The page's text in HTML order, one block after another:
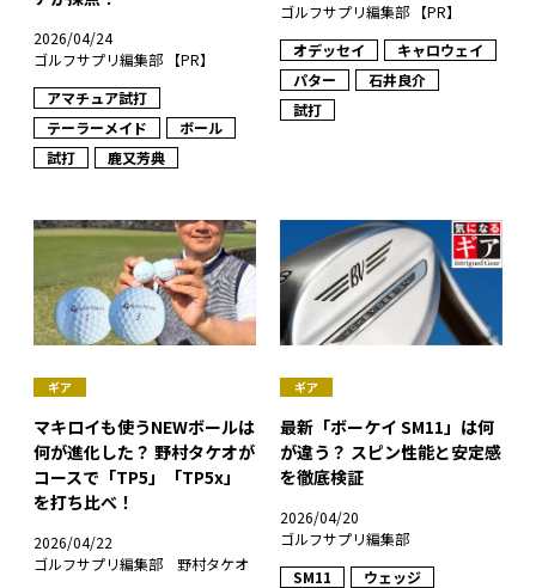
2026/04/24
ゴルフサプリ編集部 【PR】
アマチュア試打
テーラーメイド
ボール
試打
鹿又芳典
ゴルフサプリ編集部 【PR】
オデッセイ
キャロウェイ
パター
石井良介
試打
ギア
マキロイも使うNEWボールは
何が進化した？ 野村タケオが
コースで「TP5」「TP5x」
を打ち比べ！
2026/04/22
ゴルフサプリ編集部 野村タケオ
ギア
最新「ボーケイ SM11」は何
が違う？ スピン性能と安定感
を徹底検証
2026/04/20
ゴルフサプリ編集部
SM11
ウェッジ